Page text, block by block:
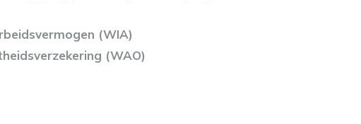
(WIA)
(WAO)